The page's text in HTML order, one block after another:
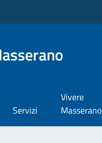
Servizi
Vivere
Masserano